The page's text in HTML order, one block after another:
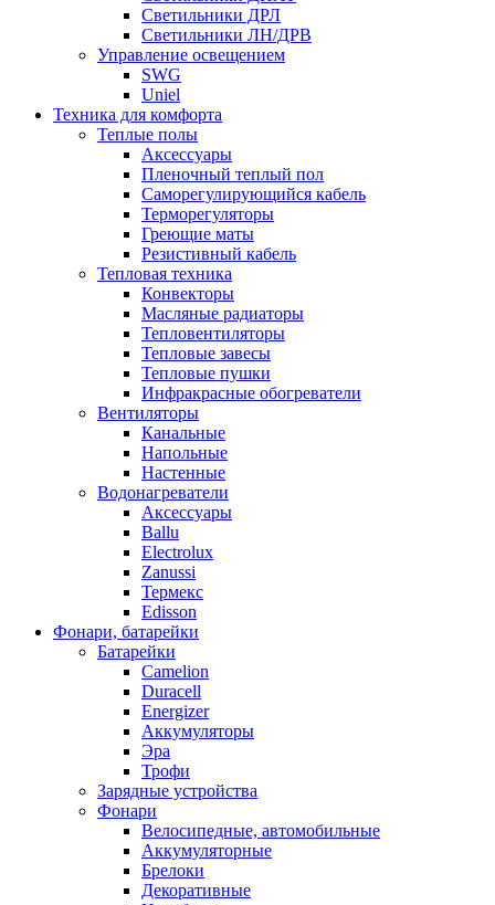
Светильники ДРЛ
Светильники ЛН/ДРВ
Управление освещением
SWG
Uniel
Техника для комфорта
Теплые полы
Аксессуары
Пленочный теплый пол
Саморегулирующийся кабель
Терморегуляторы
Греющие маты
Резистивный кабель
Тепловая техника
Конвекторы
Масляные радиаторы
Тепловентиляторы
Тепловые завесы
Тепловые пушки
Инфракрасные обогреватели
Вентиляторы
Канальные
Напольные
Настенные
Водонагреватели
Аксессуары
Ballu
Electrolux
Zanussi
Термекс
Edisson
Фонари, батарейки
Батарейки
Camelion
Duracell
Energizer
Аккумуляторы
Эра
Трофи
Зарядные устройства
Фонари
Велосипедные, автомобильные
Аккумуляторные
Брелоки
Декоративные